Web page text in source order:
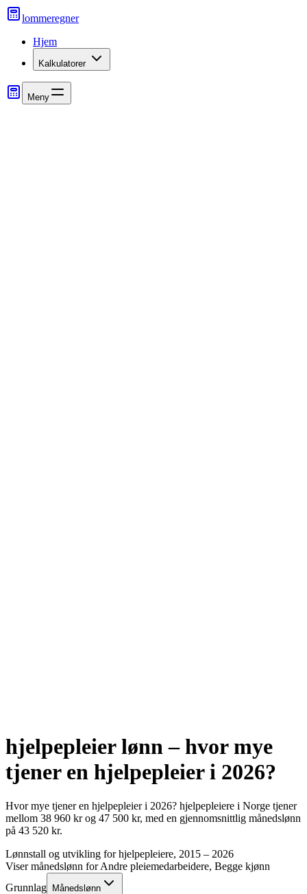
lommeregner
Hjem
Kalkulatorer
Meny
hjelpepleierlønn – hvor mye
tjener en hjelpepleieri 2026?
Hvor mye tjener en hjelpepleieri 2026? hjelpepleiere i Norge tjener
mellom 38 960 krog 47 500 kr, med en gjennomsnittlig månedslønn
på 43 520 kr.
Lønnstall og utvikling forhjelpepleiere, 2015 – 2026
Viser månedslønn forAndre pleiemedarbeidere, Begge kjønn
Grunnlag
Månedslønn